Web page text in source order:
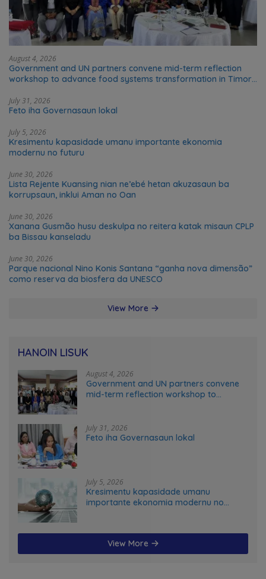
August 4, 2026
Government and UN partners convene mid-term reflection
workshop to advance food systems transformation in Timor-
July 31, 2026
Feto iha Governasaun lokal
July 5, 2026
Kresimentu kapasidade umanu importante ekonomia
modernu no futuru
June 30, 2026
Lista Rejente Kuansing nian ne’ebé hetan akuzasaun ba
korrupsaun, inklui Aman no Oan
June 30, 2026
Xanana Gusmão husu deskulpa no reitera katak misaun CPLP
ba Bissau kanseladu
June 30, 2026
Parque nacional Nino Konis Santana “ganha nova dimensão”
como reserva da biosfera da UNESCO
View More
HANOIN LISUK
August 4, 2026
Government and UN partners convene
mid-term reflection workshop to
July 31, 2026
Feto iha Governasaun lokal
July 5, 2026
Kresimentu kapasidade umanu
importante ekonomia modernu no
View More